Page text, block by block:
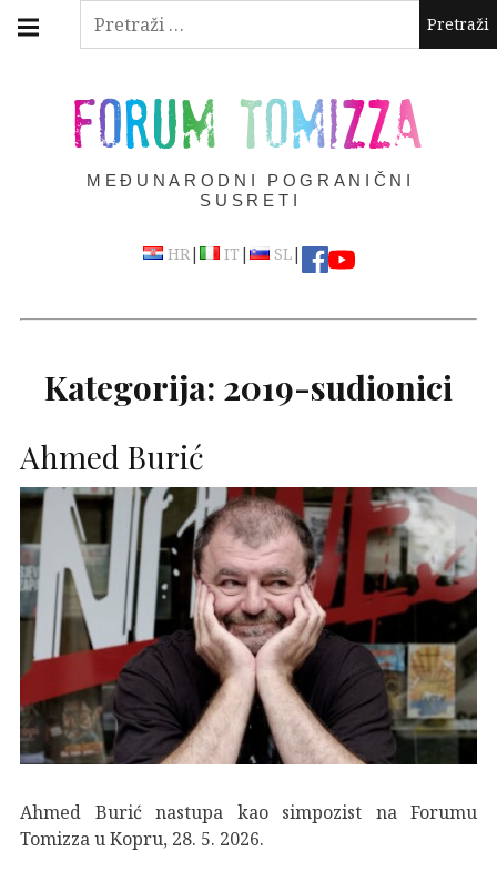
Pretraži:
Skip
FORUM TOMIZZA
MEĐUNARODNI POGRANIČNI
SUSRETI
HR| IT | SL|
navigation
Kategorija: 2019-sudionici
Ahmed Burić
Ahmed Burić nastupa kao simpozist na Forumu
Tomizza u Kopru, 28. 5. 2026.